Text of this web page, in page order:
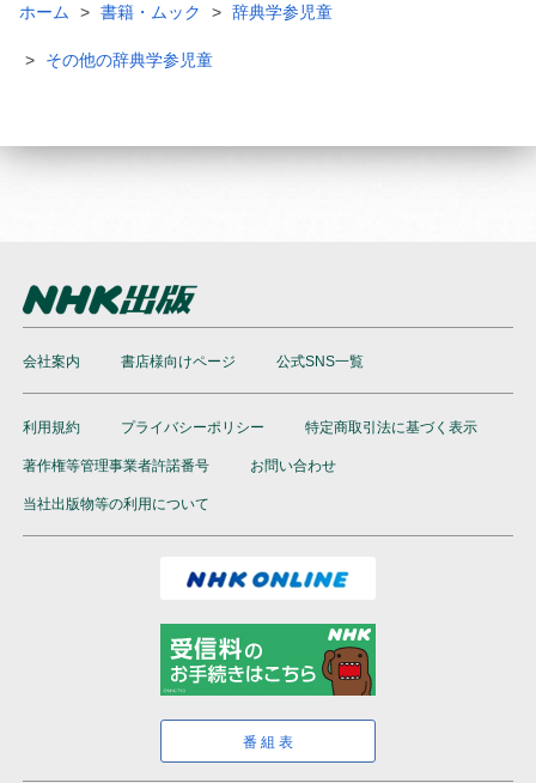
ホーム 書籍・ムック 辞典学参児童
その他の辞典学参児童
会社案内 書店様向けページ 公式SNS一覧
利用規約 プライバシーポリシー 特定商取引法に基づく表示
著作権等管理事業者許諾番号 お問い合わせ
当社出版物等の利用について
番組表